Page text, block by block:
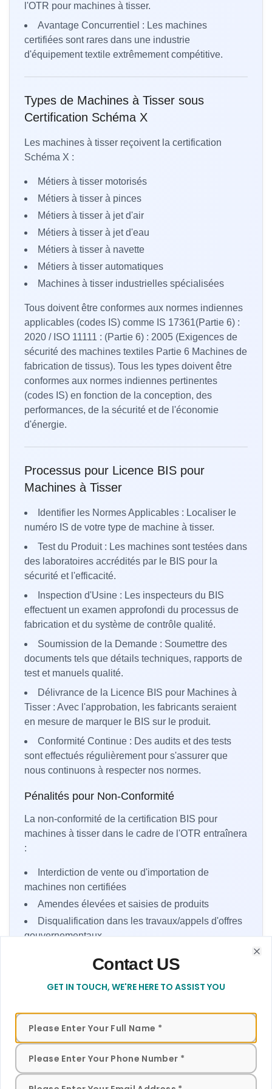
l'OTR pour machines à tisser.
Avantage Concurrentiel : Les machines
certifiées sont rares dans une industrie
d'équipement textile extrêmement compétitive.
Types de Machines à Tisser sous
Certification Schéma X
Les machines à tisser reçoivent la certification
Schéma X :
Métiers à tisser motorisés
Métiers à tisser à pinces
Métiers à tisser à jet d'air
Métiers à tisser à jet d'eau
Métiers à tisser à navette
Métiers à tisser automatiques
Machines à tisser industrielles spécialisées
Tous doivent être conformes aux normes indiennes
applicables (codes IS) comme IS 17361(Partie 6) :
2020 / ISO 11111 : (Partie 6) : 2005 (Exigences de
sécurité des machines textiles Partie 6 Machines de
fabrication de tissus). Tous les types doivent être
conformes aux normes indiennes pertinentes
(codes IS) en fonction de la conception, des
performances, de la sécurité et de l'économie
d'énergie.
Processus pour Licence BIS pour
Machines à Tisser
Identifier les Normes Applicables : Localiser le
numéro IS de votre type de machine à tisser.
Test du Produit : Les machines sont testées dans
des laboratoires accrédités par le BIS pour la
sécurité et l'efficacité.
Inspection d'Usine : Les inspecteurs du BIS
effectuent un examen approfondi du processus de
fabrication et du système de contrôle qualité.
Soumission de la Demande : Soumettre des
documents tels que détails techniques, rapports de
test et manuels qualité.
Délivrance de la Licence BIS pour Machines à
Tisser : Avec l'approbation, les fabricants seraient
en mesure de marquer le BIS sur le produit.
Conformité Continue : Des audits et des tests
sont effectués régulièrement pour s'assurer que
nous continuons à respecter nos normes.
Pénalités pour Non-Conformité
La non-conformité de la certification BIS pour
machines à tisser dans le cadre de l'OTR entraînera
:
Interdiction de vente ou d'importation de
machines non certifiées
Amendes élevées et saisies de produits
Disqualification dans les travaux/appels d'offres
gouvernementaux
réputation sur le marché
Conclusion
pour machines à tisser par l'OTR pour machines à
Contact US
Contact form to get in touch with our team for assistance
GET IN TOUCH, WE'RE HERE TO ASSIST YOU